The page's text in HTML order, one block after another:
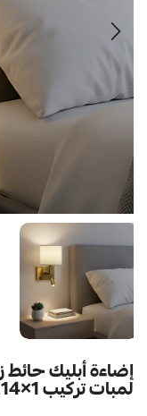
إضاءة أبليك حائط
لمبات تركيب E14×1